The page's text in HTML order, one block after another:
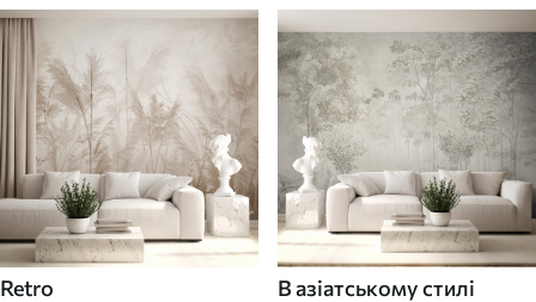
Retro В азіатському стилі